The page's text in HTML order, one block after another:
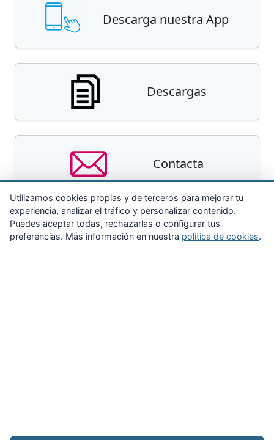
Descarga nuestra App
Descargas
Contacta
Aviso legal · Cookies · Configurar cookies · Privacidad · Contacto
Utilizamos cookies propias y de terceros para mejorar tu
experiencia, analizar el tráfico y personalizar contenido.
Puedes aceptar todas, rechazarlas o configurar tus
preferencias. Más información en nuestra política de cookies.